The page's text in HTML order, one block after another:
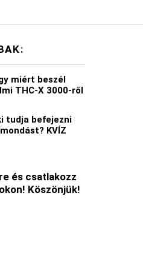
miért beszél
THC-X 3000-ről
tudja befejezni
KVÍZ
és csatlakozz
Köszönjük!